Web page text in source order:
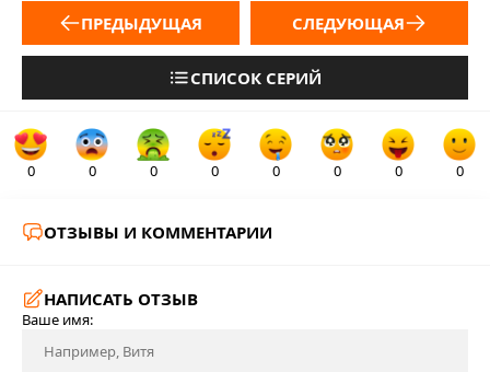
ПРЕДЫДУЩАЯ
СПИСОК СЕРИЙ
СЛЕДУЮЩАЯ
0 0 0 0 0 0 0 0
ОТЗЫВЫ И КОММЕНТАРИИ
НАПИСАТЬ ОТЗЫВ
Ваше имя: